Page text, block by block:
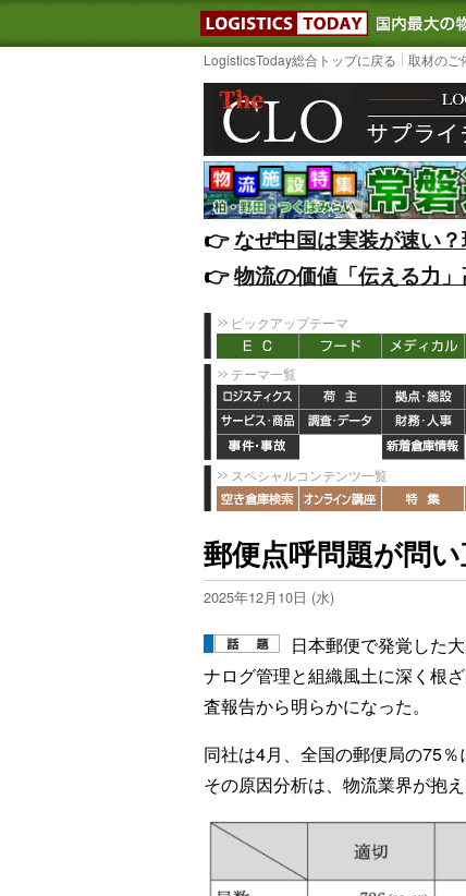
LogisticsToday総合トップに戻る 取材のご
👉️なぜ中国は実装が速い
👉️物流の価値「伝える力
ピックアップテーマ
テーマ一覧
スペシャルコンテンツ一覧
郵便点呼問題が問
2025年12月10日 (水)
日本郵便で発覚した
ナログ管理と組織風土に深く根
査報告から明らかになった。
同社は4月、全国の郵便局の75％
その原因分析は、物流業界が抱